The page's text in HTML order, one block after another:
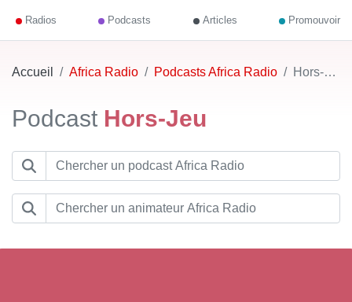
Radios Podcasts Articles Promouvoir
Accueil Africa Radio Podcasts Africa Radio Hors-Jeu
Podcast Hors-Jeu